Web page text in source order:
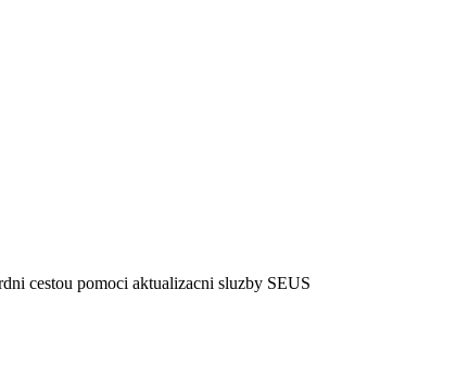
cestou pomoci aktualizacni sluzby SEUS